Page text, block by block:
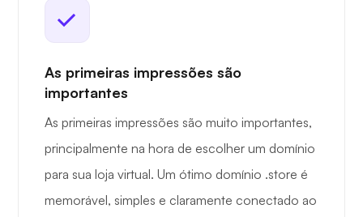
As primeiras impressões são
importantes
As primeiras impressões são muito importantes,
principalmente na hora de escolher um domínio
para sua loja virtual. Um ótimo domínio .store é
memorável, simples e claramente conectado ao